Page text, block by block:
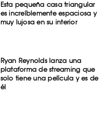
Esta pequeña casa triangular
es increíblemente espaciosa y
muy lujosa en su interior
Ryan Reynolds lanza una
plataforma de streaming que
solo tiene una película y es de
él